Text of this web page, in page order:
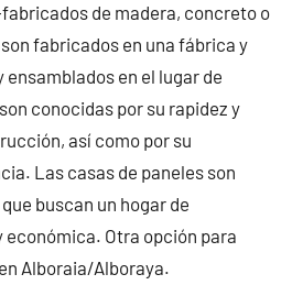
de madera, concreto o
fabricados en una fábrica y
en el lugar de
conocidas por su rapidez y
así como por su
Las casas de paneles son
buscan un hogar de
Otra opción para
Alboraia/Alboraya.